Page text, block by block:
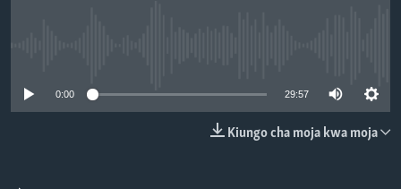
0:00 29:57
Kiungo cha moja kwa moja